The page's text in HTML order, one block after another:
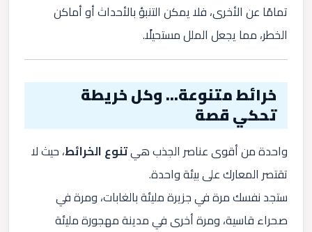
تمامًا عن الأخرى، فلا يمكن التنبؤ بالأحداث أو أماكن
الخطر، مما يجعل الملل مستحيلًا.
خرائط متنوعة… وكل خريطة
تحكي قصة
واحدة من أقوى عناصر الجذب هيتنوع الخرائط، حيث لا
تقتصر المعارك على بيئة واحدة.
ستجد نفسك مرة في جزيرة مليئة بالغابات، ومرة في
صحراء قاسية، ومرة أخرى في مدينة مهجورة مليئة